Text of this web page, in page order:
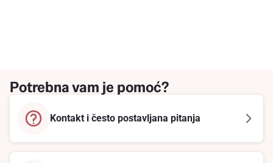
Potrebna vam je pomoć?
Kontakt i često postavljana pitanja